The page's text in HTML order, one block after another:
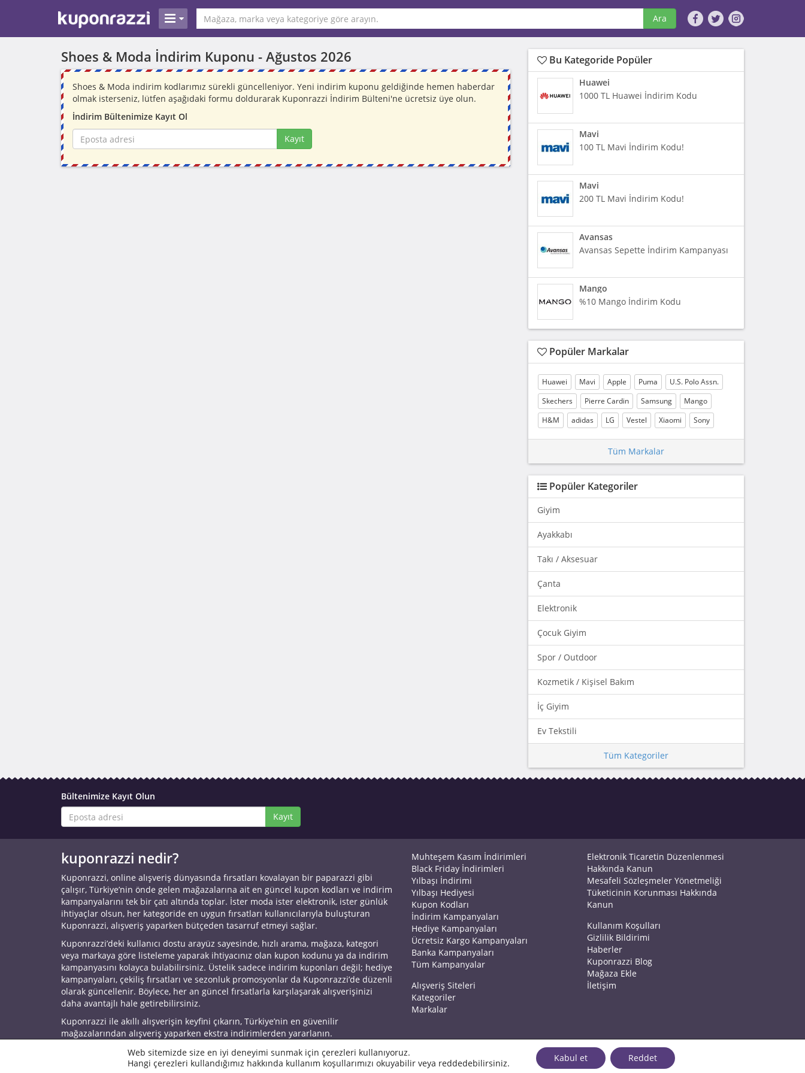
Ara
Shoes & Moda İndirim Kuponu - Ağustos 2026
Shoes & Moda indirim kodlarımız sürekli güncelleniyor. Yeni indirim kuponu geldiğinde hemen haberdar
olmak isterseniz, lütfen aşağıdaki formu doldurarak Kuponrazzi İndirim Bülteni'ne ücretsiz üye olun.
İndirim Bültenimize Kayıt Ol
Kayıt
Bu Kategoride Popüler
Huawei
1000 TL Huawei İndirim Kodu
Mavi
100 TL Mavi İndirim Kodu!
Mavi
200 TL Mavi İndirim Kodu!
Avansas
Avansas Sepette İndirim Kampanyası
Mango
%10 Mango İndirim Kodu
Popüler Markalar
Huawei Mavi Apple Puma
U.S. Polo Assn.
Skechers
Pierre Cardin Samsung
Mango
H&M
adidas LG Vestel Xiaomi Sony
Tüm Markalar
Popüler Kategoriler
Giyim
Ayakkabı
Takı / Aksesuar
Çanta
Elektronik
Çocuk Giyim
Spor / Outdoor
Kozmetik / Kişisel Bakım
İç Giyim
Ev Tekstili
Tüm Kategoriler
Bültenimize Kayıt Olun
Kayıt
kuponrazzi nedir?
Kuponrazzi, online alışveriş dünyasında fırsatları kovalayan bir paparazzi gibi
çalışır, Türkiye’nin önde gelen mağazalarına ait en güncel kupon kodları ve indirim
kampanyalarını tek bir çatı altında toplar. İster moda ister elektronik, ister günlük
ihtiyaçlar olsun, her kategoride en uygun fırsatları kullanıcılarıyla buluşturan
Kuponrazzi, alışveriş yaparken bütçeden tasarruf etmeyi sağlar.
Kuponrazzi’deki kullanıcı dostu arayüz sayesinde, hızlı arama, mağaza, kategori
veya markaya göre listeleme yaparak ihtiyacınız olan kupon kodunu ya da indirim
kampanyasını kolayca bulabilirsiniz. Üstelik sadece indirim kuponları değil; hediye
kampanyaları, çekiliş fırsatları ve sezonluk promosyonlar da Kuponrazzi’de düzenli
olarak güncellenir. Böylece, her an güncel fırsatlarla karşılaşarak alışverişinizi
daha avantajlı hale getirebilirsiniz.
Kuponrazzi ile akıllı alışverişin keyfini çıkarın, Türkiye’nin en güvenilir
mağazalarından alışveriş yaparken ekstra indirimlerden yararlanın.
Muhteşem Kasım İndirimleri
Black Friday İndirimleri
Yılbaşı İndirimi
Yılbaşı Hediyesi
Kupon Kodları
İndirim Kampanyaları
Hediye Kampanyaları
Ücretsiz Kargo Kampanyaları
Banka Kampanyaları
Tüm Kampanyalar
Alışveriş Siteleri
Kategoriler
Markalar
Elektronik Ticaretin Düzenlenmesi
Hakkında Kanun
Mesafeli Sözleşmeler Yönetmeliği
Tüketicinin Korunması Hakkında
Kanun
Kullanım Koşulları
Gizlilik Bildirimi
Haberler
Kuponrazzi Blog
Mağaza Ekle
İletişim
© 2026 KuponrazziWeb sitemizde size en iyi deneyimi sunmak için çerezleri kullanıyoruz.
Hangi çerezleri kullandığımız hakkında kullanım koşullarımızı okuyabilir veya reddedebilirsiniz.
Kabul et Reddet